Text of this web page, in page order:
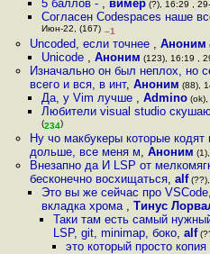
5 баллов - , вимер(?), 16:29 ,
Согласен Codespaces наше
Июн-22, (167) –1
Uncoded, если точнее , Аноним
Unicode , Аноним (123), 16:19 ,
Изначально он был неплох, но
всего и вся, в инт, Аноним (88),
Да, у Vim лучше , Admino(ok),
Любители visual studio
(234)
Ну чо макбукеры которые
дольше, все меня м, Аноним
Внезапно да И LSP от
бесконечно восхищаться, alf(??),
Это вы же сейчас про
вкладка хрома , Тинус
Таки там есть самый
LSP, git, minimap, боко,alf
это который просто